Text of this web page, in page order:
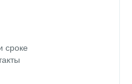
сроке